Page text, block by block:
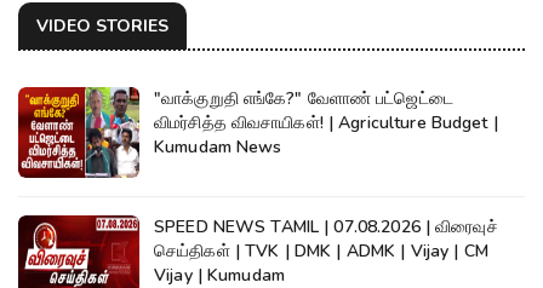
VIDEO STORIES
"வாக்குறுதி எங்கே?" வேளாண் பட்ஜெட்டை
விமர்சித்த விவசாயிகள்! | Agriculture Budget |
Kumudam News
SPEED NEWS TAMIL | 07.08.2026 | விரைவுச்
செய்திகள் | TVK | DMK | ADMK | Vijay | CM
Vijay | Kumudam